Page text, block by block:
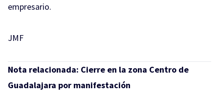
empresario.
JMF
Nota relacionada: Cierre en la zona Centro de
Guadalajara por manifestación